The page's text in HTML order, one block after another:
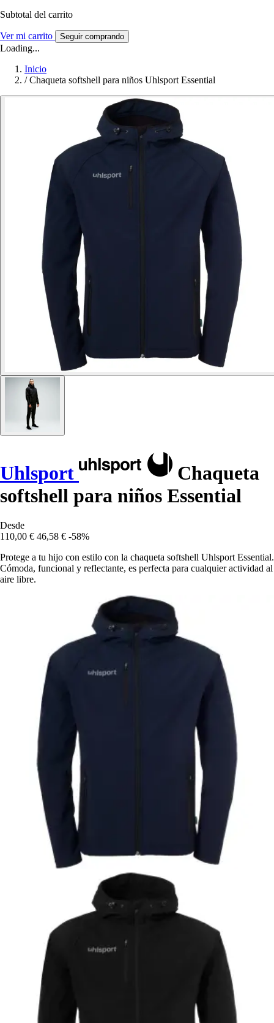
Subtotal del carrito
Ver mi carrito Seguir comprando
Loading...
Inicio
/ Chaqueta softshell para niños Uhlsport Essential
Uhlsport
Chaqueta
softshell para niños Essential
Desde
110,00 € 46,58 € -58%
Protege a tu hijo con estilo con la chaqueta softshell Uhlsport Essential.
Cómoda, funcional y reflectante, es perfecta para cualquier actividad al
aire libre.